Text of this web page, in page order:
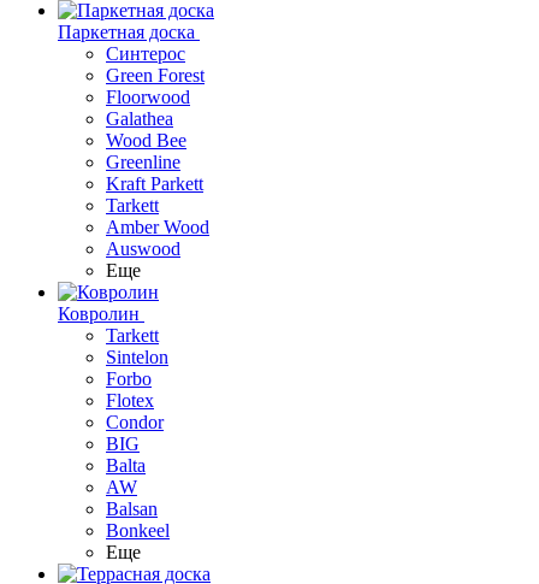
Паркетная доска
Синтерос
Green Forest
Floorwood
Galathea
Wood Bee
Greenline
Kraft Parkett
Tarkett
Amber Wood
Auswood
Еще
Ковролин
Tarkett
Sintelon
Forbo
Flotex
Condor
BIG
Balta
AW
Balsan
Bonkeel
Еще